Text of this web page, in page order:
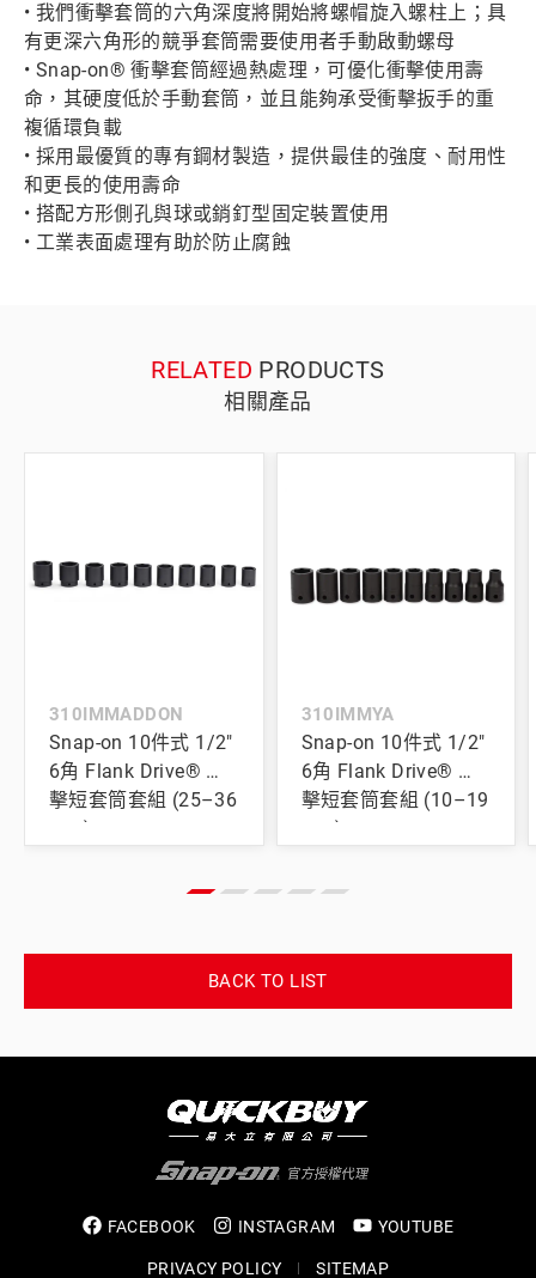
• 我們衝擊套筒的六角深度將開始將螺帽旋入螺柱上；具
有更深六角形的競爭套筒需要使用者手動啟動螺母
• Snap-on® 衝擊套筒經過熱處理，可優化衝擊使用壽
命，其硬度低於手動套筒，並且能夠承受衝擊扳手的重
複循環負載
• 採用最優質的專有鋼材製造，提供最佳的強度、耐用性
和更長的使用壽命
• 搭配方形側孔與球或銷釘型固定裝置使用
• 工業表面處理有助於防止腐蝕
RELATED PRODUCTS
相關產品
310IMMADDON
Snap-on 10件式 1/2"
6角 Flank Drive® 衝
擊短套筒套組 (25–36
mm)
310IMMYA
Snap-on 10件式 1/2"
6角 Flank Drive® 衝
擊短套筒套組 (10–19
mm)
BACK TO LIST
FACEBOOK INSTAGRAM YOUTUBE
PRIVACY POLICY SITEMAP